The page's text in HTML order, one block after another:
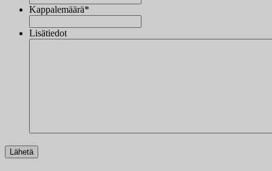
Kappalemäärä*
Lisätiedot